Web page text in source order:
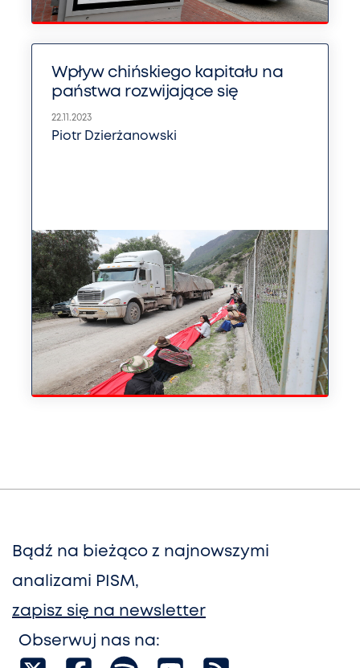
Wpływ chińskiego kapitału na
państwa rozwijające się
22.11.2023
Piotr Dzierżanowski
Bądź na bieżąco z najnowszymi
analizami PISM,
zapisz się na newsletter
Obserwuj nas na: